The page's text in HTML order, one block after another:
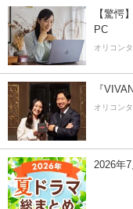
【驚愕
PC
オリコン
『
オリコン
2026年